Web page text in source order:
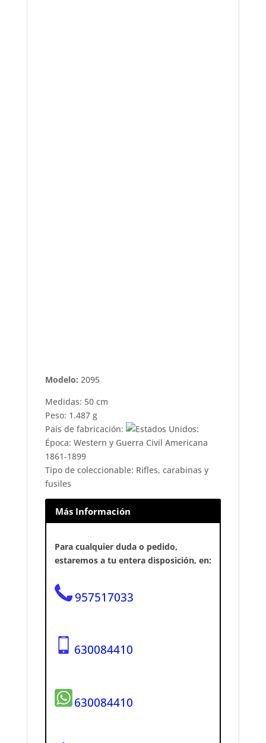
Modelo: 2095
Medidas: 50 cm
Peso: 1.487 g
País de fabricación:
Época: Western y Guerra Civil Americana
1861-1899
Tipo de coleccionable: Rifles, carabinas y
fusiles
Más Información
Para cualquier duda o pedido,
estaremos a tu entera disposición, en:
957517033
630084410
630084410